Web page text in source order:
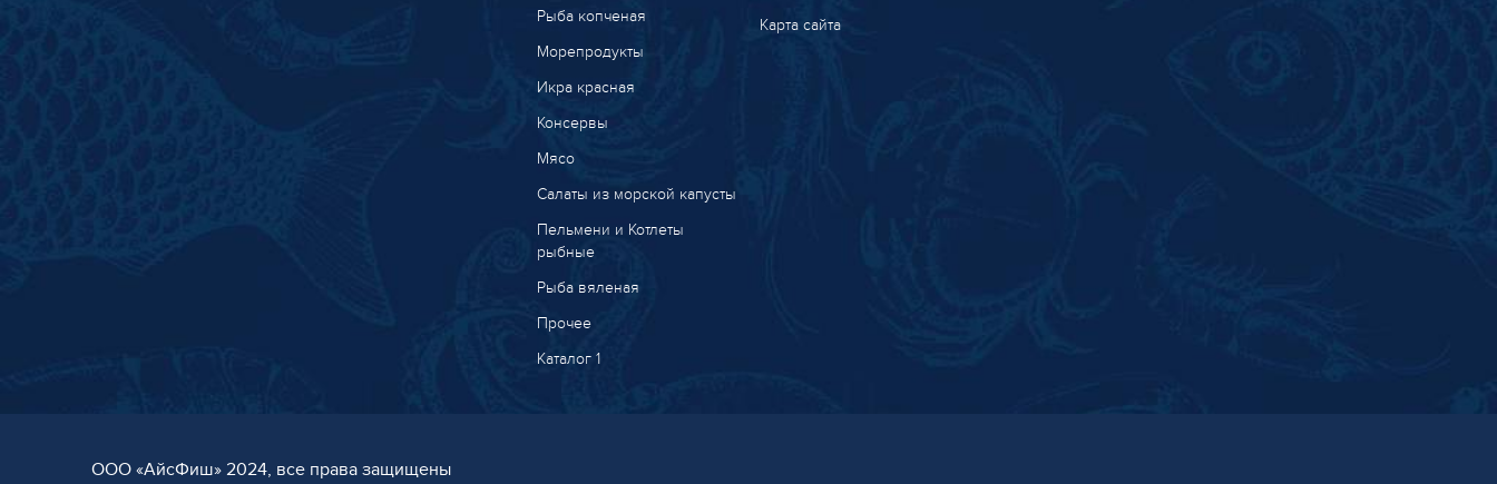
Рыба копченая
Морепродукты
Икра красная
Консервы
Мясо
Салаты из морской капусты
Пельмени и Котлеты
рыбные
Рыба вяленая
Прочее
Каталог 1
Карта сайта
ООО «AйсФиш» 2024, все права защищены